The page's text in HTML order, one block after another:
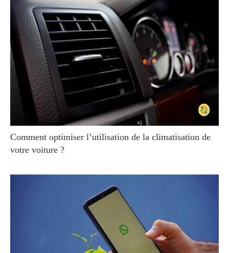
Comment optimiser l’utilisation de la climatisation de
votre voiture ?